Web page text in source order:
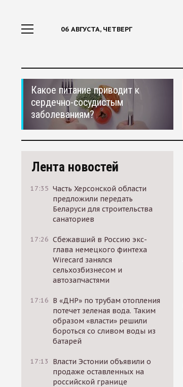
06 АВГУСТА, ЧЕТВЕРГ
Какое питание приводит к
сердечно-сосудистым
заболеваниям?
Лента новостей
17:35 Часть Херсонской области
предложили передать
Беларуси для строительства
санаториев
17:26 Сбежавший в Россию экс-
глава немецкого финтеха
Wirecard занялся
сельхозбизнесом и
автозапчастями
17:16 В «ДНР» по трубам отопления
потечет зеленая вода. Таким
образом «власти» решили
бороться со сливом воды из
батарей
17:13
Власти Эстонии объявили о
продаже оставленных на
российской границе